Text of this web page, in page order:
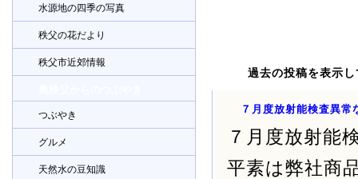
水源地の四季の写真
秩父の花だより
秩父市近郊情報
つぶやき
グルメ
天然水の豆知識
過去の投稿を表示
７月度放射能検査異常
７月度放射能
平素は弊社商